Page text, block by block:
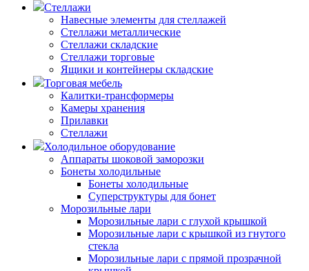
Стеллажи
Навесные элементы для стеллажей
Стеллажи металлические
Стеллажи складские
Стеллажи торговые
Ящики и контейнеры складские
Торговая мебель
Калитки-трансформеры
Камеры хранения
Прилавки
Стеллажи
Холодильное оборудование
Аппараты шоковой заморозки
Бонеты холодильные
Бонеты холодильные
Суперструктуры для бонет
Морозильные лари
Морозильные лари с глухой крышкой
Морозильные лари с крышкой из гнутого
стекла
Морозильные лари с прямой прозрачной